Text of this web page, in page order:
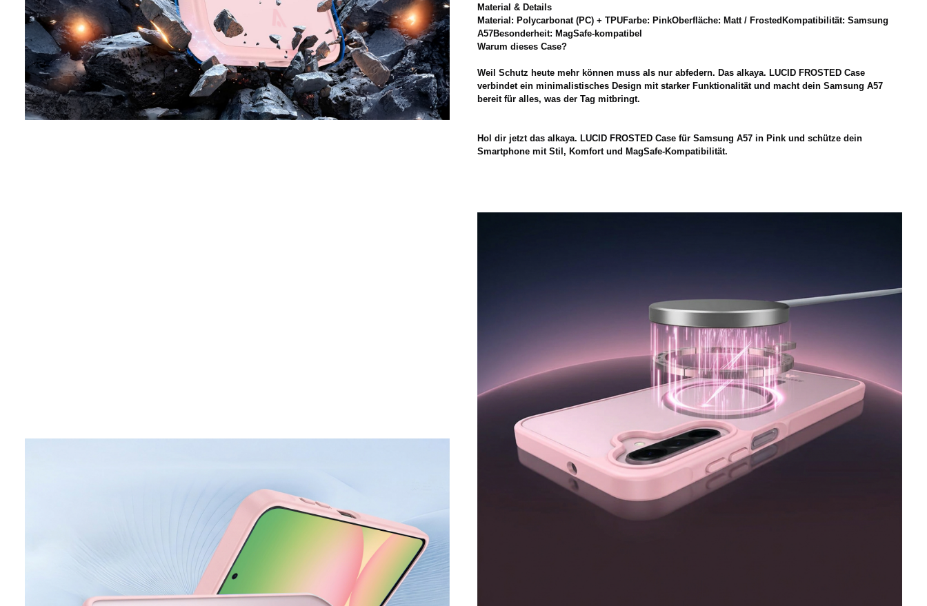
Material & Details
Material: Polycarbonat (PC) + TPUFarbe: PinkOberfläche: Matt / FrostedKompatibilität: Samsung
A57Besonderheit: MagSafe-kompatibel
Warum dieses Case?
Weil Schutz heute mehr können muss als nur abfedern. Das alkaya. LUCID FROSTED Case
verbindet ein minimalistisches Design mit starker Funktionalität und macht dein Samsung A57
bereit für alles, was der Tag mitbringt.
Hol dir jetzt das alkaya. LUCID FROSTED Case für Samsung A57 in Pink und schütze dein
Smartphone mit Stil, Komfort und MagSafe-Kompatibilität.